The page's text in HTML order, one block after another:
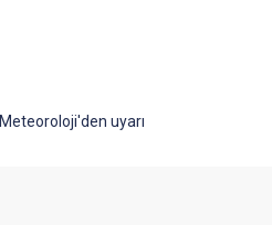
Meteoroloji'den uyarı